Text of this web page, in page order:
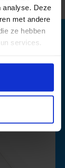
analyse. Deze
met andere
ze hebben
services.